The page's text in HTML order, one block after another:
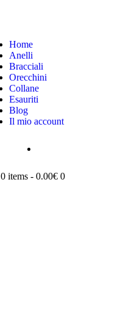
Home
Anelli
Bracciali
Orecchini
Collane
Esauriti
Blog
Il mio account
0 items -0.00€ 0